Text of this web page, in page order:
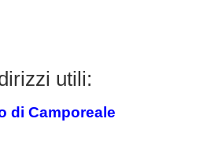
utili:
di Camporeale